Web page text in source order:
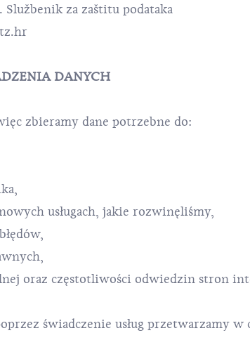
za zaštitu podataka
DANYCH
zbieramy dane potrzebne do:
usługach, jakie rozwinęliśmy,
oraz częstotliwości odwiedzin stron
świadczenie usług przetwarzamy w